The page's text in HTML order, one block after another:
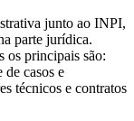
junto ao INPI,
parte jurídica.
os principais são:
casos e
técnicos e contratos